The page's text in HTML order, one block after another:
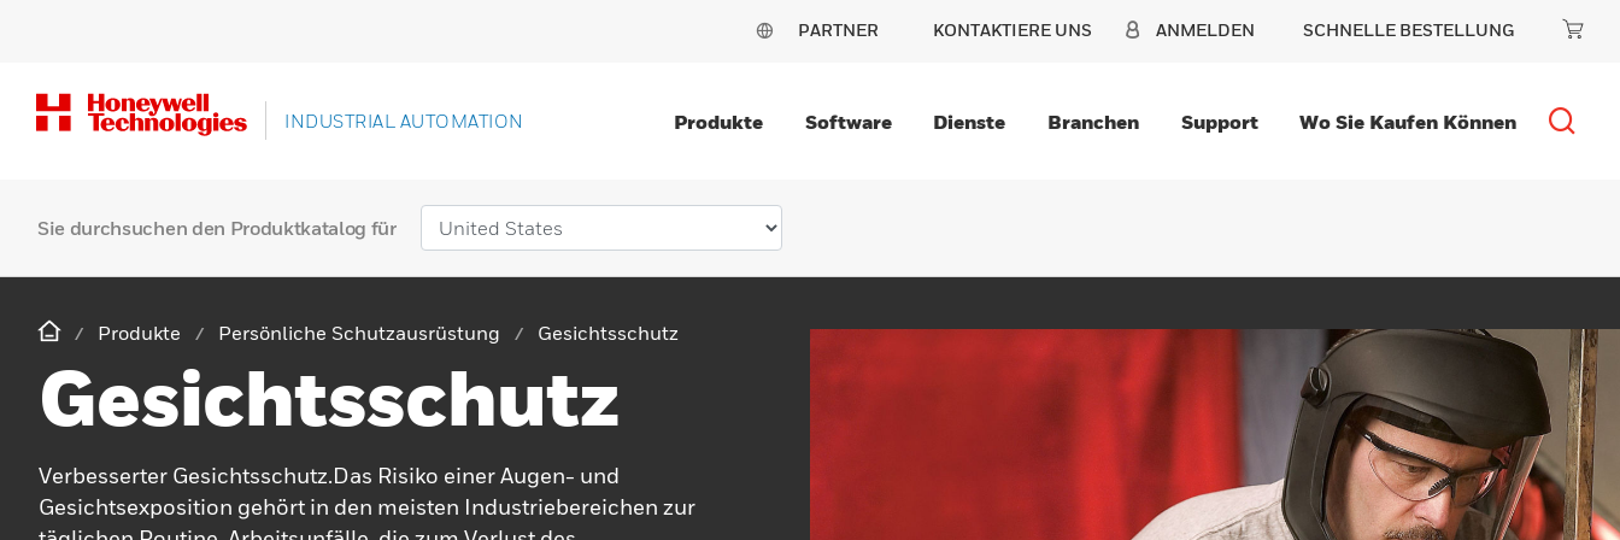
PARTNER KONTAKTIERE UNS ANMELDEN SCHNELLE BESTELLUNG
INDUSTRIAL AUTOMATION Produkte Software Dienste Branchen Support Wo Sie Kaufen Können
Sie durchsuchen den Produktkatalog für
Produkte Persönliche Schutzausrüstung Gesichtsschutz
Gesichtsschutz
Verbesserter Gesichtsschutz.Das Risiko einer Augen- und
Gesichtsexposition gehört in den meisten Industriebereichen zur